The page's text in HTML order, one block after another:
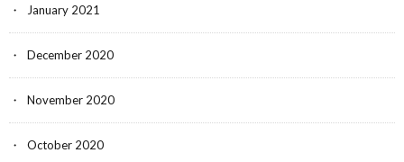
January 2021
December 2020
November 2020
October 2020